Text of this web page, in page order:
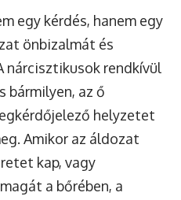
egy kérdés, hanem egy
önbizalmát és
nárcisztikusok rendkívül
bármilyen, az ő
helyzetet
Amikor az áldozat
kap, vagy
a bőrében, a